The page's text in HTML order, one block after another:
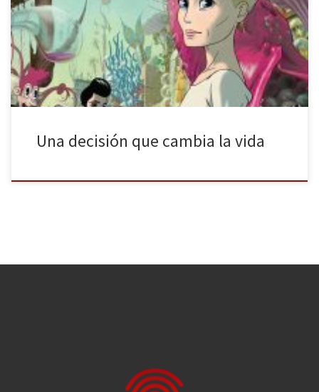
donde las pequeñas decisiones traen consecuencias inabarcables
e inimaginables. Robin Wright (Robin Wright Penn), es una
veterana actriz ya retirada. Tiene un día a día complicado: debe
cuidar […]
Una decisión que cambia la vida